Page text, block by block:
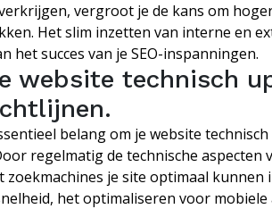
vergroot je de kans om
Het slim inzetten van interne en
het succes van je SEO-inspanningen.
website technisch
belang om je website
regelmatig de technische
zoekmachines je site optimaal
het optimaliseren voor